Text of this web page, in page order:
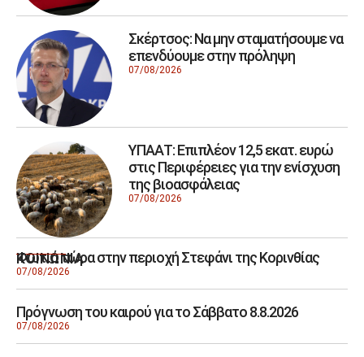
Σκέρτσος: Να μην σταματήσουμε να
επενδύουμε στην πρόληψη
07/08/2026
ΥΠΑΑΤ: Επιπλέον 12,5 εκατ. ευρώ
στις Περιφέρειες για την ενίσχυση
της βιοασφάλειας
07/08/2026
ΚΟΙΝΩΝΙΑ
Φωτιά τώρα στην περιοχή Στεφάνι της Κορινθίας
07/08/2026
Πρόγνωση του καιρού για το Σάββατο 8.8.2026
07/08/2026